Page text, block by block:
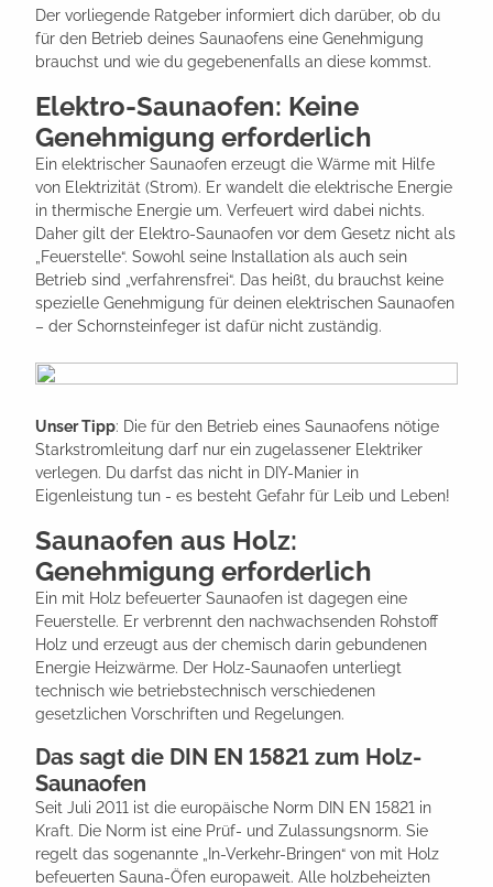
Der vorliegende Ratgeber informiert dich darüber, ob du
für den Betrieb deines Saunaofens eine Genehmigung
brauchst und wie du gegebenenfalls an diese kommst.
Elektro-Saunaofen: Keine
Genehmigung erforderlich
Ein elektrischer Saunaofen erzeugt die Wärme mit Hilfe
von Elektrizität (Strom). Er wandelt die elektrische Energie
in thermische Energie um. Verfeuert wird dabei nichts.
Daher gilt der Elektro-Saunaofen vor dem Gesetz nicht als
„Feuerstelle“. Sowohl seine Installation als auch sein
Betrieb sind „verfahrensfrei“. Das heißt, du brauchst keine
spezielle Genehmigung für deinen elektrischen Saunaofen
– der Schornsteinfeger ist dafür nicht zuständig.
Unser Tipp: Die für den Betrieb eines Saunaofens nötige
Starkstromleitung darf nur ein zugelassener Elektriker
verlegen. Du darfst das nicht in DIY-Manier in
Eigenleistung tun - es besteht Gefahr für Leib und Leben!
Saunaofen aus Holz:
Genehmigung erforderlich
Ein mit Holz befeuerter Saunaofen ist dagegen eine
Feuerstelle. Er verbrennt den nachwachsenden Rohstoff
Holz und erzeugt aus der chemisch darin gebundenen
Energie Heizwärme. Der Holz-Saunaofen unterliegt
technisch wie betriebstechnisch verschiedenen
gesetzlichen Vorschriften und Regelungen.
Das sagt die DIN EN 15821 zum Holz-
Saunaofen
Seit Juli 2011 ist die europäische Norm DIN EN 15821 in
Kraft. Die Norm ist eine Prüf- und Zulassungsnorm. Sie
regelt das sogenannte „In-Verkehr-Bringen“ von mit Holz
befeuerten Sauna-Öfen europaweit. Alle holzbeheizten